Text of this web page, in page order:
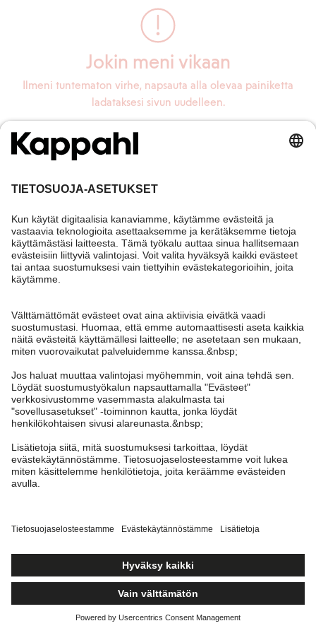
Jokin meni vikaan
Ilmeni tuntematon virhe, napsauta alla olevaa painiketta
ladataksesi sivun uudelleen.
Lataa sivu uudelleen